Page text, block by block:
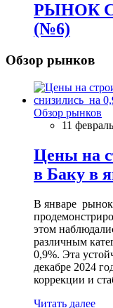
РЫНОК
(№6)
Обзор рынков
Обзор рынков
11
Цены на
в Баку в
В январе рынок
этом
различным
0,9%. Эта
декабре 2024
коррекции и
Читать далее